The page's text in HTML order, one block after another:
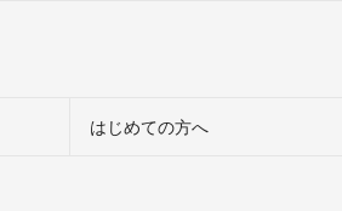
はじめての方へ